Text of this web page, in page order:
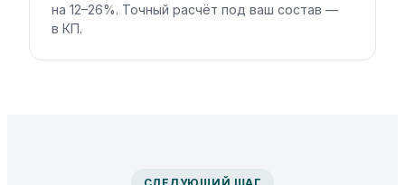
на 12–26%. Точный расчёт под ваш состав —
в КП.